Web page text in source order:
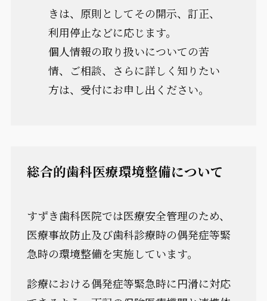
きは、原則としてその開示、訂正、
利用停止などに応じます。
個人情報の取り扱いについての苦
情、ご相談、さらに詳しく知りたい
方は、受付にお申し出ください。
総合的歯科医療環境整備について
すずき歯科医院では医療安全管理のため、
医療事故防止及び歯科診療時の偶発症等緊
急時の環境整備を実施しています。
診療における偶発症等緊急時に円滑に対応